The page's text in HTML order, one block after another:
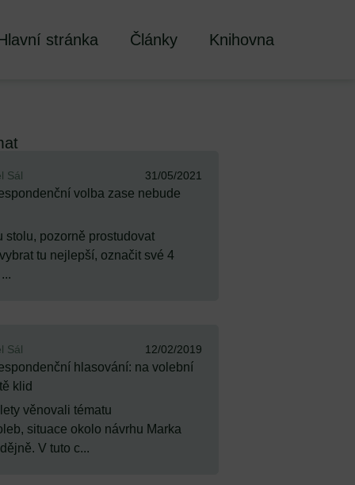
stránka Články Knihovna
Sál 31/05/2021
volba zase nebude
stolu, pozorně prostudovat
tu nejlepší, označit své 4
Sál 12/02/2019
hlasování: na volební
klid
věnovali tématu
situace okolo návrhu Marka
V tuto c...